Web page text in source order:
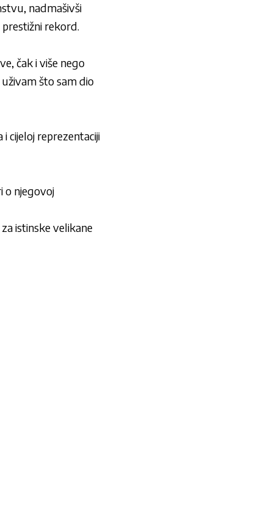
nadmašivši
rekord.
čak i više nego
što sam dio
cijeloj reprezentaciji
o njegovoj
istinske velikane